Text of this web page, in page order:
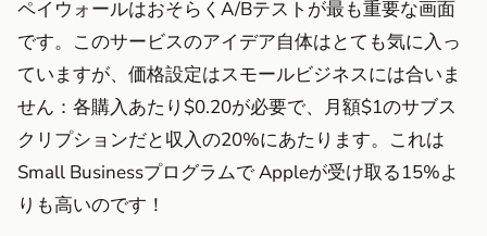
ペイウォールはおそらくA/Bテストが最も重要な画面
です。このサービスのアイデア自体はとても気に入っ
ていますが、価格設定はスモールビジネスには合いま
せん：各購入あたり$0.20が必要で、月額$1のサブス
クリプションだと収入の20%にあたります。これは
Small Businessプログラムで Appleが受け取る15%よ
りも高いのです！